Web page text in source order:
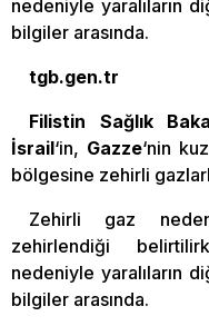
nedeniyle yaralıların
bilgiler arasında.
tgb.gen.tr
Filistin Sağlık
İsrail‘in, Gazze‘nin
bölgesine zehirli
Zehirli gaz
zehirlendiği
nedeniyle yaralıların
bilgiler arasında.